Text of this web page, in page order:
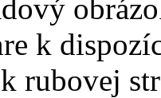
k
rubovej